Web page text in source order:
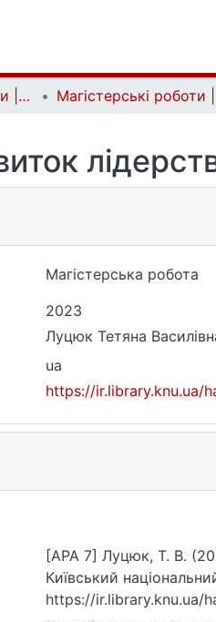
Кваліфікаційні роботи | Qualifying works
Магістерська робота
2023
Луцюк Тетяна
ua
https://ir.library.knu.ua/
[APA 7] Луцюк, Т. В.
Київський
https://ir.library.knu.ua/